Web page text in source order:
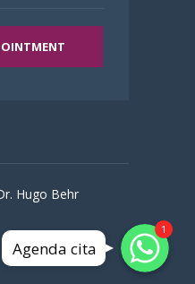
Hugo Behr
WhatsApp
WhatsApp
WhatsApp
1
Agenda cita